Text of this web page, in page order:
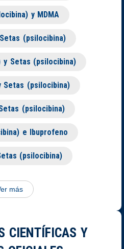
y MDMA
(psilocibina)
y Setas (psilocibina)
Setas (psilocibina)
(psilocibina)
e Ibuprofeno
(psilocibina)
más
CIENTÍFICAS Y